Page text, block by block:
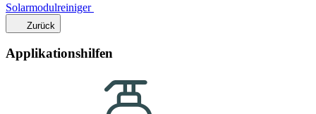
Solarmodulreiniger
Zurück
Applikationshilfen